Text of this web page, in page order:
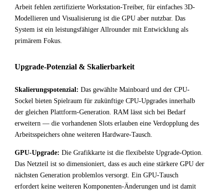
Arbeit fehlen zertifizierte Workstation-Treiber, für einfaches 3D-
Modellieren und Visualisierung ist die GPU aber nutzbar. Das
System ist ein leistungsfähiger Allrounder mit Entwicklung als
primärem Fokus.
Upgrade-Potenzial & Skalierbarkeit
Skalierungspotenzial: Das gewählte Mainboard und der CPU-
Sockel bieten Spielraum für zukünftige CPU-Upgrades innerhalb
der gleichen Plattform-Generation. RAM lässt sich bei Bedarf
erweitern — die vorhandenen Slots erlauben eine Verdopplung des
Arbeitsspeichers ohne weiteren Hardware-Tausch.
GPU-Upgrade: Die Grafikkarte ist die flexibelste Upgrade-Option.
Das Netzteil ist so dimensioniert, dass es auch eine stärkere GPU der
nächsten Generation problemlos versorgt. Ein GPU-Tausch
erfordert keine weiteren Komponenten-Änderungen und ist damit